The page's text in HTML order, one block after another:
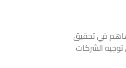
يساهم في تحقيق
الشركات